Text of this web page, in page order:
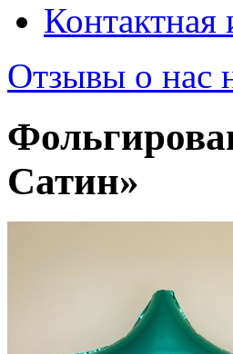
Отзывы о нас
Сатин»